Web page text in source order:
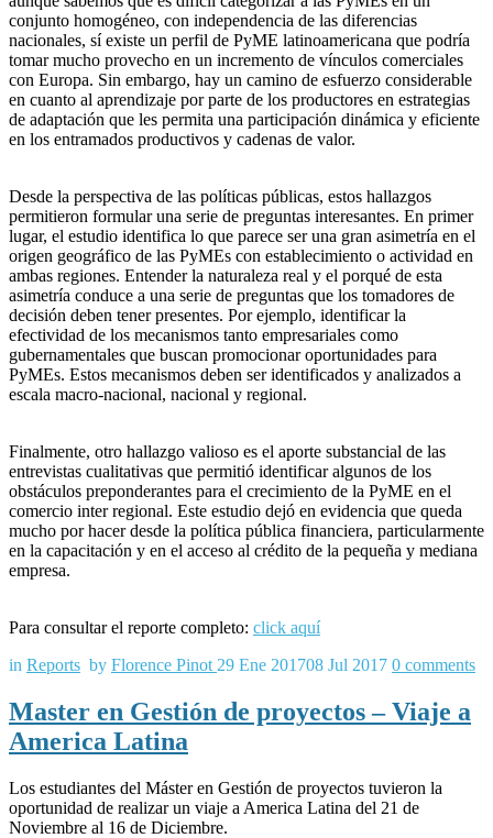
conjunto homogéneo, con independencia de las diferencias
nacionales, sí existe un perfil de PyME latinoamericana que podría
tomar mucho provecho en un incremento de vínculos comerciales
con Europa. Sin embargo, hay un camino de esfuerzo considerable
en cuanto al aprendizaje por parte de los productores en estrategias
de adaptación que les permita una participación dinámica y eficiente
en los entramados productivos y cadenas de valor.
Desde la perspectiva de las políticas públicas, estos hallazgos
permitieron formular una serie de preguntas interesantes. En primer
lugar, el estudio identifica lo que parece ser una gran asimetría en el
origen geográfico de las PyMEs con establecimiento o actividad en
ambas regiones. Entender la naturaleza real y el porqué de esta
asimetría conduce a una serie de preguntas que los tomadores de
decisión deben tener presentes. Por ejemplo, identificar la
efectividad de los mecanismos tanto empresariales como
gubernamentales que buscan promocionar oportunidades para
PyMEs. Estos mecanismos deben ser identificados y analizados a
escala macro-nacional, nacional y regional.
Finalmente, otro hallazgo valioso es el aporte substancial de las
entrevistas cualitativas que permitió identificar algunos de los
obstáculos preponderantes para el crecimiento de la PyME en el
comercio inter regional. Este estudio dejó en evidencia que queda
mucho por hacer desde la política pública financiera, particularmente
en la capacitación y en el acceso al crédito de la pequeña y mediana
empresa.
Para consultar el reporte completo: click aquí
in Reports by Florence Pinot 29 Ene 201708 Jul 2017 0 comments
Master en Gestión de proyectos – Viaje a
America Latina
Los estudiantes del Máster en Gestión de proyectos tuvieron la
oportunidad de realizar un viaje a America Latina del 21 de
Noviembre al 16 de Diciembre.